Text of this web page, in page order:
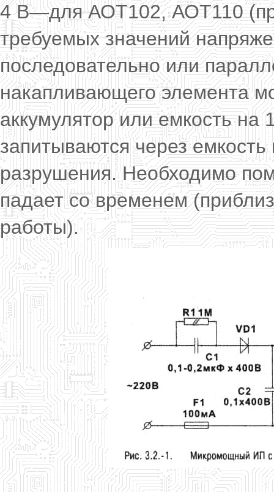
4 В—для АОТ102, АОТ110
требуемых значений
последовательно или
накапливающего элемента
аккумулятор или емкость
запитываются через
разрушения. Необходимо
падает со временем
работы).